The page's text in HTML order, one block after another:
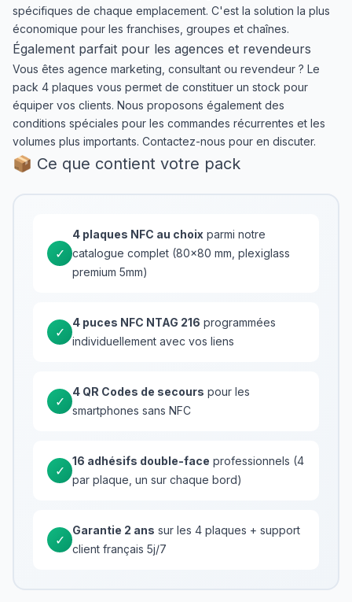
spécifiques de chaque emplacement. C'est la solution la plus
économique pour les franchises, groupes et chaînes.
Également parfait pour les agences et revendeurs
Vous êtes agence marketing, consultant ou revendeur ? Le
pack 4 plaques vous permet de constituer un stock pour
équiper vos clients. Nous proposons également des
conditions spéciales pour les commandes récurrentes et les
volumes plus importants. Contactez-nous pour en discuter.
📦 Ce que contient votre pack
✓
4 plaques NFC au choix parmi notre
catalogue complet (80×80 mm, plexiglass
premium 5mm)
✓
4 puces NFC NTAG 216 programmées
individuellement avec vos liens
✓
4 QR Codes de secours pour les
smartphones sans NFC
✓
16 adhésifs double-face professionnels (4
par plaque, un sur chaque bord)
✓
Garantie 2 ans sur les 4 plaques + support
client français 5j/7